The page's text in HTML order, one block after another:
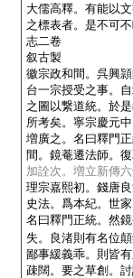
大儒高釋。有能以
之標表者。是不可
志二卷
叙古製
徽宗政和間。呉興
台一宗授受之事。
之圖以繋道統。於
所考矣。寧宗慶元
増廣之。名曰釋門
間。鏡菴遷法師。
加詮次。増立新傳
理宗嘉熙初。錢唐
史法。爲本紀。世
名曰釋門正統。然
失。良渚則有名位
鄙事緩義乖。則皆
疎闊。要之草創。